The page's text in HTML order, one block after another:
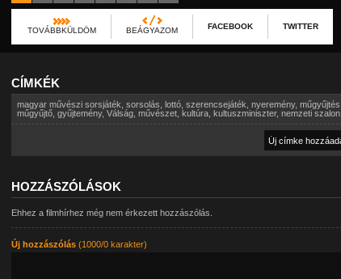
TOVÁBBKÜLDÖM BEÁGYAZOM FACEBOOK TWITTER
CÍMKÉK
magyar művészi sorsjáték sorsolás lottó, szerencsejáték nyeremény, műgyűjtés
műgyűjtő, gyűjtemény, Válság, művészet, kultúra, kultuszminiszter, nemzeti szalon,
HOZZÁSZÓLÁSOK
Ehhez a filmhírhez még nem érkezett hozzászólás.
Új hozzászólás(1000/0 karakter)